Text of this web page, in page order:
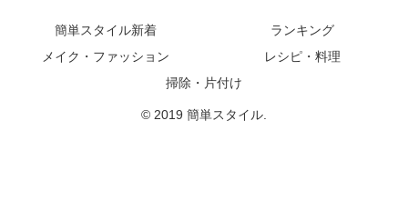
簡単スタイル新着
ランキング
メイク・ファッション
レシピ・料理
掃除・片付け
© 2019 簡単スタイル.